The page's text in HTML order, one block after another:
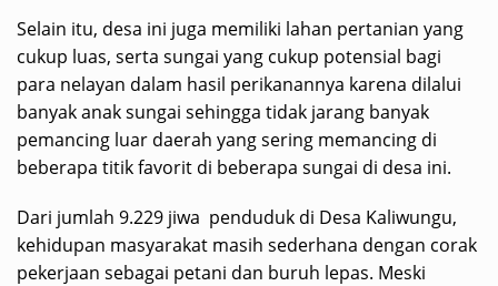
Selain itu, desa ini juga memiliki lahan pertanian yang
cukup luas, serta sungai yang cukup potensial bagi
para nelayan dalam hasil perikanannya karena dilalui
banyak anak sungai sehingga tidak jarang banyak
pemancing luar daerah yang sering memancing di
beberapa titik favorit di beberapa sungai di desa ini.
Dari jumlah 9.229 jiwa penduduk di Desa Kaliwungu,
kehidupan masyarakat masih sederhana dengan corak
pekerjaan sebagai petani dan buruh lepas. Meski